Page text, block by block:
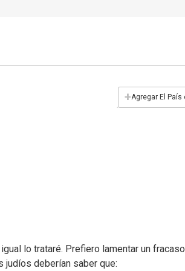
+Agregar El País
lo trataré. Prefiero lamentar un
judíos deberían saber que: